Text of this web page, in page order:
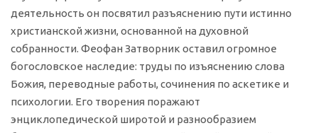
деятельность он посвятил разъяснению пути истинно
христианской жизни, основанной на духовной
собранности. Феофан Затворник оставил огромное
богословское наследие: труды по изъяснению слова
Божия, переводные работы, сочинения по аскетике и
психологии. Его творения поражают
энциклопедической широтой и разнообразием